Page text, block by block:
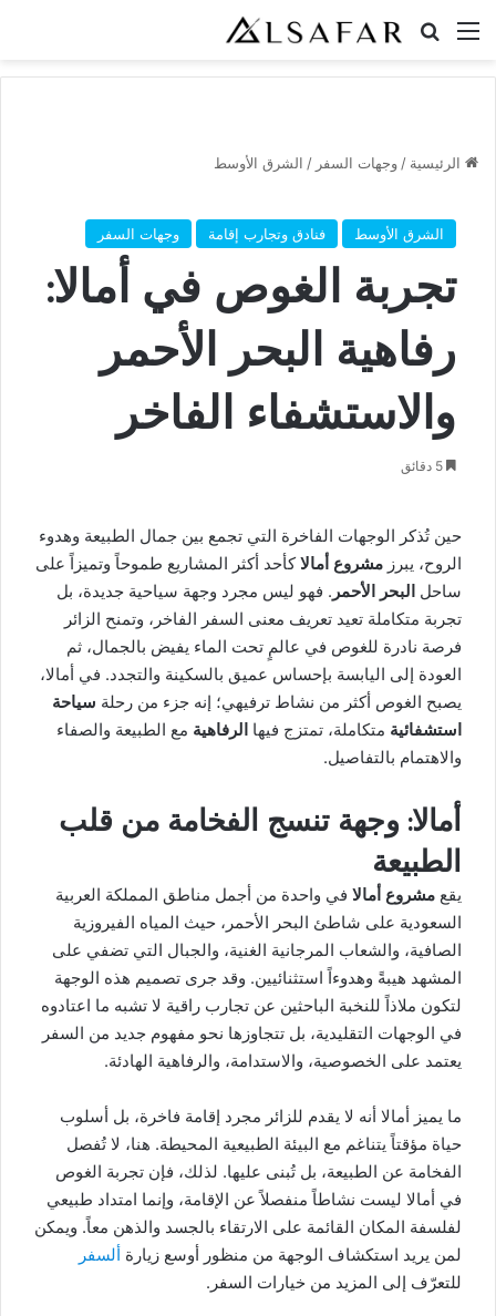
القائمة بحث عن
الرئيسية / وجهات السفر / الشرق الأوسط
الشرق الأوسط فنادق وتجارب إقامة وجهات السفر
تجربة الغوص في أمالا:
رفاهية البحر الأحمر
والاستشفاء الفاخر
حين تُذكر الوجهات الفاخرة التي تجمع بين جمال الطبيعة وهدوء
الروح، يبرز مشروع أمالاكأحد أكثر المشاريع طموحاً وتميزاً على
ساحل البحر الأحمر . فهو ليس مجرد وجهة سياحية جديدة، بل
تجربة متكاملة تعيد تعريف معنى السفر الفاخر، وتمنح الزائر
فرصة نادرة للغوص في عالمٍ تحت الماء يفيض بالجمال، ثم
العودة إلى اليابسة بإحساس عميق بالسكينة والتجدد. في أمالا،
يصبح الغوص أكثر من نشاط ترفيهي؛ إنه جزء من رحلة سياحة
استشفائية متكاملة، تمتزج فيها الرفاهية مع الطبيعة والصفاء
والاهتمام بالتفاصيل.
أمالا: وجهة تنسج الفخامة من قلب
الطبيعة
يقع مشروع أمالا في واحدة من أجمل مناطق المملكة العربية
السعودية على شاطئ البحر الأحمر، حيث المياه الفيروزية
الصافية، والشعاب المرجانية الغنية، والجبال التي تضفي على
المشهد هيبةً وهدوءاً استثنائيين. وقد جرى تصميم هذه الوجهة
لتكون ملاذاً للنخبة الباحثين عن تجارب راقية لا تشبه ما اعتادوه
في الوجهات التقليدية، بل تتجاوزها نحو مفهوم جديد من السفر
يعتمد على الخصوصية، والاستدامة، والرفاهية الهادئة.
ما يميز أمالا أنه لا يقدم للزائر مجرد إقامة فاخرة، بل أسلوب
حياة مؤقتاً يتناغم مع البيئة الطبيعية المحيطة. هنا، لا تُفصل
الفخامة عن الطبيعة، بل تُبنى عليها. لذلك، فإن تجربة الغوص
في أمالا ليست نشاطاً منفصلاً عن الإقامة، وإنما امتداد طبيعي
لفلسفة المكان القائمة على الارتقاء بالجسد والذهن معاً. ويمكن
لمن يريد استكشاف الوجهة من منظور أوسع زيارة ألسفر
للتعرّف إلى المزيد من خيارات السفر.